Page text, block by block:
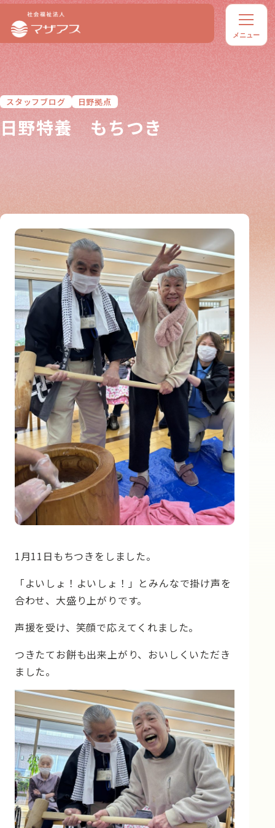
スタッフブログ 日野拠点
日野特養 もちつき
1月11日もちつきをしました。
「よいしょ！よいしょ！」とみんなで掛け声を
合わせ、大盛り上がりです。
声援を受け、笑顔で応えてくれました。
つきたてお餅も出来上がり、おいしくいただき
ました。